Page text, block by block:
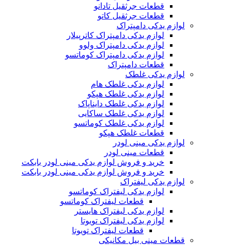
قطعات جرثقیل تادانو
قطعات جرثقیل کاتو
لوازم یدکی دامپتراک
لوازم یدکی دامپتراک کاترپیلار
لوازم یدکی دامپتراک ولوو
لوازم یدکی دامپتراک کوماتسو
قطعات دامپتراک
لوازم یدکی غلطک
لوازم یدکی غلطک هام
لوازم یدکی غلطک هپکو
لوازم یدکی غلطک دایناپاک
لوازم یدکی غلطک ساکایی
لوازم یدکی غلطک کوماتسو
قطعات غلطک هپکو
لوازم یدکی مینی لودر
قطعات مینی لودر
خرید و فروش لوازم یدکی مینی لودر بابکت
خرید و فروش لوازم یدکی مینی لودر بابکت
لوازم یدکی لیفتراک
لوازم یدکی لیفتراک کوماتسو
قطعات لیفتراک کوماتسو
لوازم یدکی لیفتراک هایستر
لوازم یدکی لیفتراک تویوتا
قطعات لیفتراک تویوتا
قطعات مینی بیل مکانیکی